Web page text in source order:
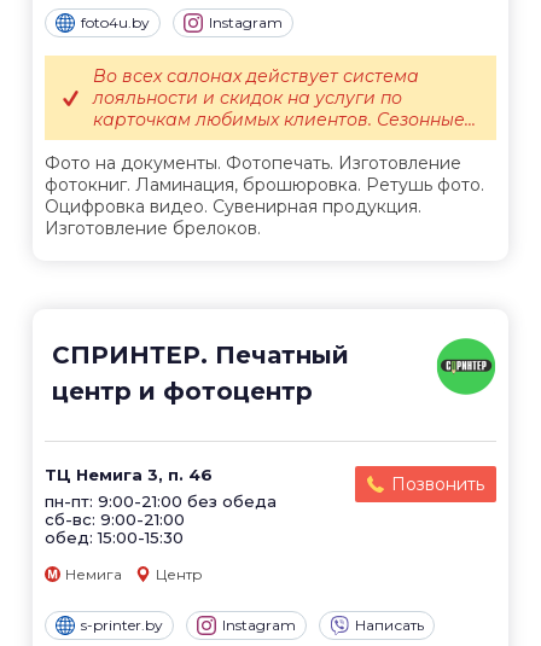
foto4u.by Instagram
Фото на документы. Фотопечать. Изготовление
фотокниг. Ламинация, брошюровка. Ретушь фото.
Оцифровка видео. Сувенирная продукция.
Изготовление брелоков.
Во всех салонах действует система
лояльности и скидок на услуги по
карточкам любимых клиентов. Сезонные...
СПРИНТЕР. Печатный
центр и фотоцентр
ТЦ Немига 3, п. 46
пн-пт: 9:00-21:00 без обеда
сб-вс: 9:00-21:00
обед: 15:00-15:30
Позвонить
Немига Центр
s-printer.by Instagram Написать